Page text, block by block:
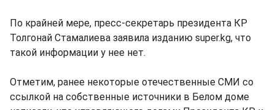
По крайней мере, пресс-секретарь президента КР
Толгонай Стамалиева заявила изданию super.kg, что
такой информации у нее нет.
Отметим, ранее некоторые отечественные СМИ со
ссылкой на собственные источники в Белом доме